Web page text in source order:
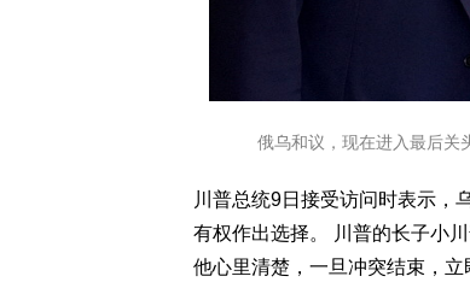
俄乌和议，现在进入最后关
川普总统9日接受访问时表示，
有权作出选择。 川普的长子小
他心里清楚，一旦冲突结束，